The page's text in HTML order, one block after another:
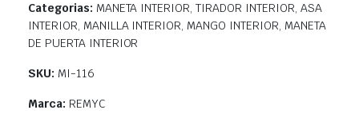
Categorias: MANETA INTERIOR, TIRADOR INTERIOR, ASA
INTERIOR, MANILLA INTERIOR, MANGO INTERIOR, MANETA
DE PUERTA INTERIOR
SKU: MI-116
Marca: REMYC